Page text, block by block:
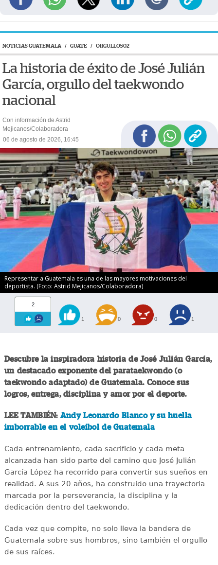
NOTICIAS GUATEMALA / GUATE / ORGULLO502
La historia de éxito de José Julián
García, orgullo del taekwondo
nacional
Con información de Astrid
Mejicanos/Colaboradora
06 de agosto de 2026, 16:45
Representar a Guatemala es una de las mayores motivaciones del
deportista. (Foto: Astrid Mejicanos/Colaboradora)
2
1 0 0 1
Descubre la inspiradora historia de José Julián García,
un destacado exponente del parataekwondo (o
taekwondo adaptado) de Guatemala. Conoce sus
logros, entrega, disciplina y amor por el deporte.
LEE TAMBIÉN: Andy Leonardo Blanco y su huella
imborrable en el voleibol de Guatemala
Cada entrenamiento, cada sacrificio y cada meta
alcanzada han sido parte del camino que José Julián
García López ha recorrido para convertir sus sueños en
realidad. A sus 20 años, ha construido una trayectoria
marcada por la perseverancia, la disciplina y la
dedicación dentro del taekwondo.
Cada vez que compite, no solo lleva la bandera de
Guatemala sobre sus hombros, sino también el orgullo
de sus raíces.